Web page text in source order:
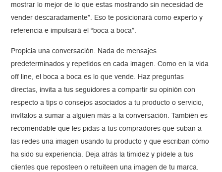
mostrar lo mejor de lo que estas mostrando sin necesidad de
vender descaradamente”. Eso te posicionará como experto y
referencia e impulsará el “boca a boca”.
Propicia una conversación. Nada de mensajes
predeterminados y repetidos en cada imagen. Como en la vida
off line, el boca a boca es lo que vende. Haz preguntas
directas, invita a tus seguidores a compartir su opinión con
respecto a tips o consejos asociados a tu producto o servicio,
invítalos a sumar a alguien más a la conversación. También es
recomendable que les pidas a tus compradores que suban a
las redes una imagen usando tu producto y que escriban cómo
ha sido su experiencia. Deja atrás la timidez y pídele a tus
clientes que reposteen o retuiteen una imagen de tu marca.